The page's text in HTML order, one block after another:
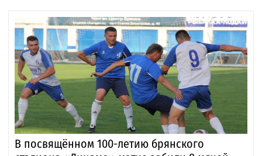
В посвящённом 100-летию брянского